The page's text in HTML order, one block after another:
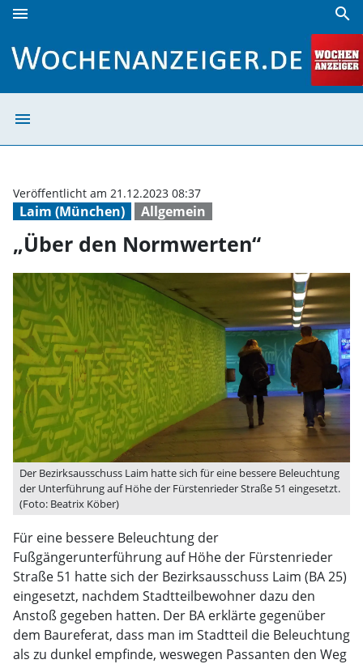
menu search
menu
Laim (München) Allgemein
Veröffentlicht am 21.12.2023 08:37
„Über den Normwerten“
Der Bezirksausschuss Laim hatte sich für eine bessere Beleuchtung
der Unterführung auf Höhe der Fürstenrieder Straße 51 eingesetzt.
(Foto: Beatrix Köber)
Für eine bessere Beleuchtung der
Fußgängerunterführung auf Höhe der Fürstenrieder
Straße 51 hatte sich der Bezirksausschuss Laim (BA 25)
eingesetzt, nachdem Stadtteilbewohner dazu den
Anstoß gegeben hatten. Der BA erklärte gegenüber
dem Baureferat, dass man im Stadtteil die Beleuchtung
als zu dunkel empfinde, weswegen Passanten den Weg